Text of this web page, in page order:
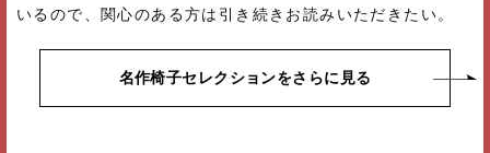
いるので、関心のある方は引き続きお読みいただきたい。
名作椅子セレクションをさらに見る